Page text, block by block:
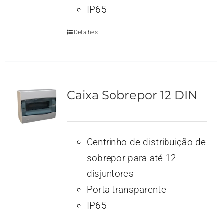
IP65
Detalhes
Caixa Sobrepor 12 DIN
Centrinho de distribuição de
sobrepor para até 12
disjuntores
Porta transparente
IP65